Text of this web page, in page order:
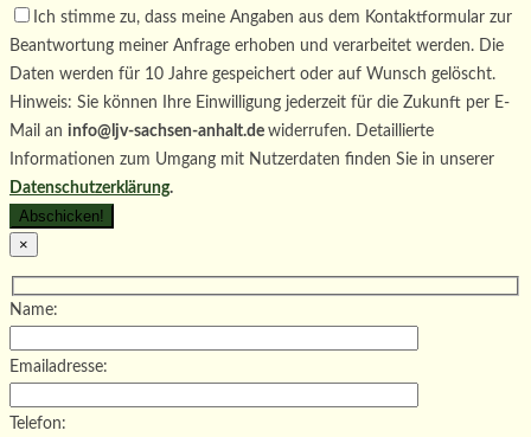
Ich stimme zu, dass meine Angaben aus dem Kontaktformular zur
Beantwortung meiner Anfrage erhoben und verarbeitet werden. Die
Daten werden für 10 Jahre gespeichert oder auf Wunsch gelöscht.
Hinweis: Sie können Ihre Einwilligung jederzeit für die Zukunft per E-
Mail an info@ljv-sachsen-anhalt.de widerrufen. Detaillierte
Informationen zum Umgang mit Nutzerdaten finden Sie in unserer
Datenschutzerklärung.
×
Name:
Emailadresse:
Telefon: